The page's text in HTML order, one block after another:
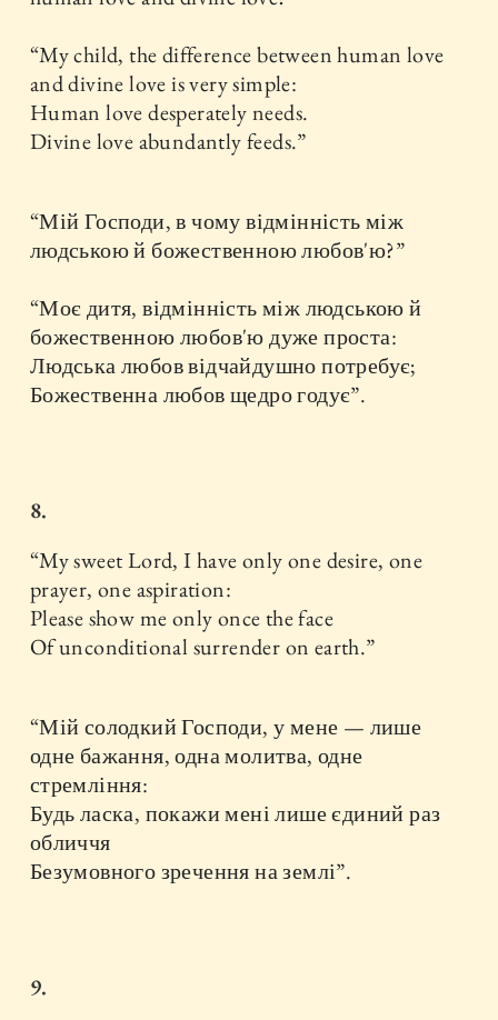
“My child, the difference between human love
and divine love is very simple:
Human love desperately needs.
Divine love abundantly feeds.”
“Мій Господи, в чому відмінність між
людською й божественною любов'ю?”
“Моє дитя, відмінність між людською й
божественною любов'ю дуже проста:
Людська любов відчайдушно потребує;
Божественна любов щедро годує”.
8.
“My sweet Lord, I have only one desire, one
prayer, one aspiration:
Please show me only once the face
Of unconditional surrender on earth.”
“Мій солодкий Господи, у мене — лише
одне бажання, одна молитва, одне
стремління:
Будь ласка, покажи мені лише єдиний раз
обличчя
Безумовного зречення на землі”.
9.